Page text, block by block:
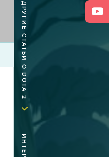
ДРУГИЕ СТАТЬИ О DOTA 2